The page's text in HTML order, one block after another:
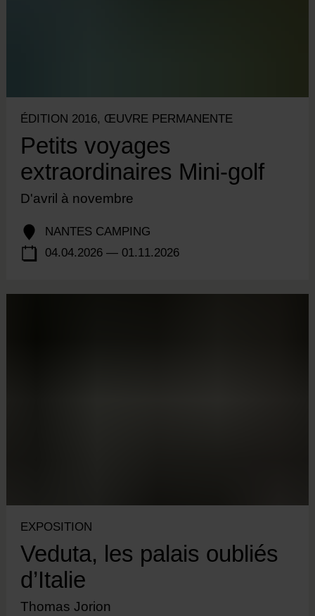
ÉDITION 2016, ŒUVRE PERMANENTE
Petits voyages
extraordinaires Mini-golf
D'avril à novembre
NANTES CAMPING
04.04.2026 — 01.11.2026
EXPOSITION
Veduta, les palais oubliés
d’Italie
Thomas Jorion